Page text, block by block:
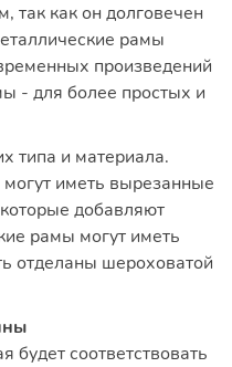
так как он долговечен
рамы
произведений
- для более простых и
типа и материала.
иметь вырезанные
добавляют
рамы могут иметь
отделаны шероховатой
будет соответствовать